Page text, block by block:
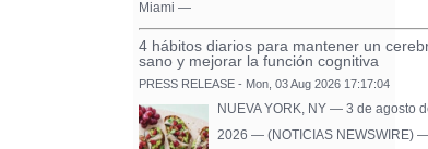
Miami —
4 hábitos diarios para mantener un
sano y mejorar la función cognitiva
PRESS RELEASE - Mon, 03 Aug 2026 17:17:04
NUEVA YORK, NY — 3 de agosto
2026 — (NOTICIAS NEWSWIRE)